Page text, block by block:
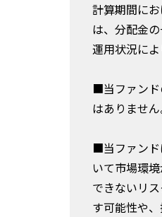
計算期間に
は、分配金
運用状況に
■当ファンド
はありません
■当ファンド
いて市場環
できないリ
す可能性や